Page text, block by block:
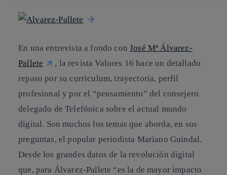
En una entrevista a fondo conJosé Mª Álvarez-
Pallete
, la revista Valores 16 hace un detallado
repaso por su curriculum, trayectoria, perfil
profesional y por el “pensamiento” del consejero
delegado de Telefónica sobre el actual mundo
digital. Son muchos los temas que aborda, en sus
preguntas, el popular periodista Mariano Guindal.
Desde los grandes datos de la revolución digital
que, para Álvarez-Pallete “es la de mayor impacto